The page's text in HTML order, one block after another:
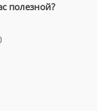
полезной?